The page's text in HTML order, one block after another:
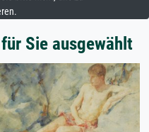
Sie ausgewählt